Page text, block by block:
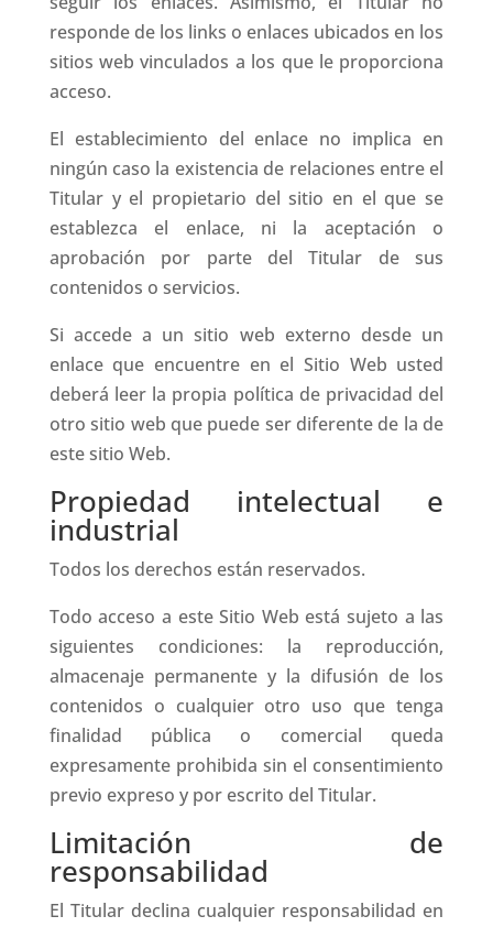
responde de los links o enlaces ubicados en los
sitios web vinculados a los que le proporciona
acceso.
El establecimiento del enlace no implica en
ningún caso la existencia de relaciones entre el
Titular y el propietario del sitio en el que se
establezca el enlace, ni la aceptación o
aprobación por parte del Titular de sus
contenidos o servicios.
Si accede a un sitio web externo desde un
enlace que encuentre en el Sitio Web usted
deberá leer la propia política de privacidad del
otro sitio web que puede ser diferente de la de
este sitio Web.
Propiedad intelectual e
industrial
Todos los derechos están reservados.
Todo acceso a este Sitio Web está sujeto a las
siguientes condiciones: la reproducción,
almacenaje permanente y la difusión de los
contenidos o cualquier otro uso que tenga
finalidad pública o comercial queda
expresamente prohibida sin el consentimiento
previo expreso y por escrito del Titular.
Limitación de
responsabilidad
El Titular declina cualquier responsabilidad en